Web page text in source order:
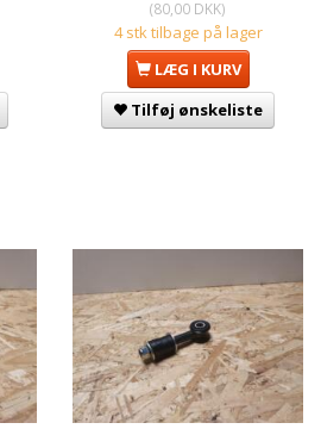
(80,00 DKK)
4 stk tilbage på lager
LÆG I KURV
Tilføj ønskeliste